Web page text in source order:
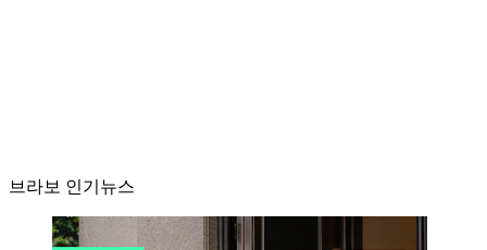
브라보 인기뉴스